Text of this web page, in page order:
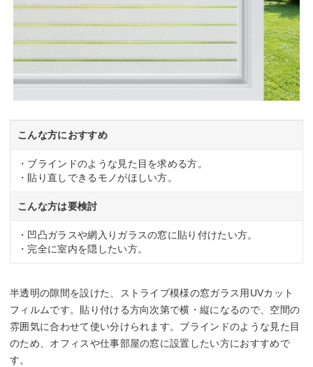
こんな方におすすめ
・ブラインドのような見た目を求める方。
・貼り直しできるモノがほしい方。
こんな方は要検討
・凹凸ガラスや網入りガラスの窓に貼り付けたい方。
・完全に室内を隠したい方。
半透明の隙間を設けた、ストライプ模様の窓ガラス用UVカット
フィルムです。貼り付ける方向次第で横・縦になるので、空間の
雰囲気に合わせて使い分けられます。ブラインドのような見た目
のため、オフィスや仕事部屋の窓に設置したい方におすすめで
す。